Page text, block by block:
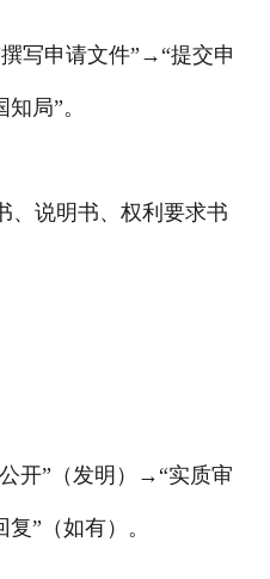
写申请文件”→“提交申
局”。
、说明书、权利要求书
开”（发明）→“实质审
”（如有）。